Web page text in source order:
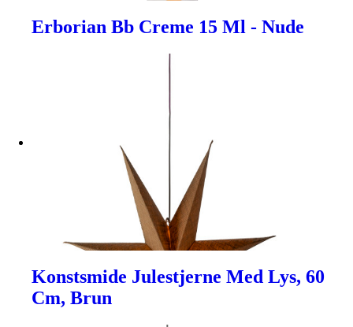
Erborian Bb Creme 15 Ml - Nude
Konstsmide Julestjerne Med Lys, 60
Cm, Brun